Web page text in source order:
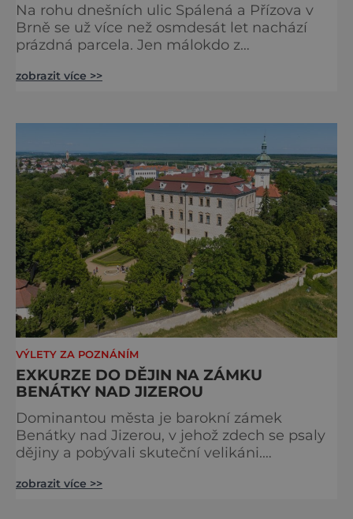
Na rohu dnešních ulic Spálená a Přízova v
Brně se už více než osmdesát let nachází
prázdná parcela. Jen málokdo z
z největších synagog v českých zemích –
Velká synagoga byla slavnostně otevřena v
roce 1856, v době, kdy se město proměňovalo
v p
zobrazit více >>
VÝLETY ZA POZNÁNÍM
EXKURZE DO DĚJIN NA ZÁMKU
BENÁTKY NAD JIZEROU
Dominantou města je barokní zámek
Benátky nad Jizerou, v jehož zdech se psaly
dějiny a pobývali skuteční velikáni.
tu prováděl svá slavná astronomická měření
zobrazit více >>